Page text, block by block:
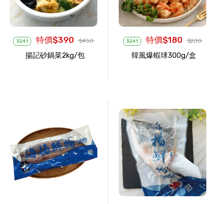
3241 特價$390 $450
揚記砂鍋菜2kg/包
3241 特價$180 $200
韓風爆蝦球300g/盒